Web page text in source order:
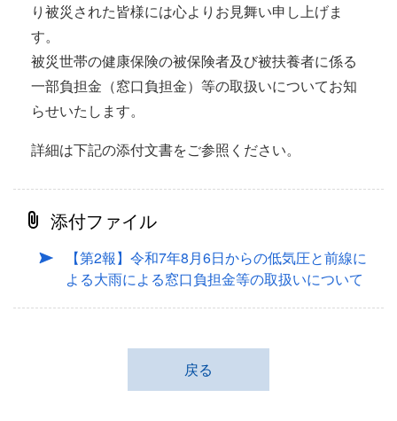
り被災された皆様には心よりお見舞い申し上げま
す。
被災世帯の健康保険の被保険者及び被扶養者に係る
一部負担金（窓口負担金）等の取扱いについてお知
らせいたします。
詳細は下記の添付文書をご参照ください。
添付ファイル
【第2報】令和7年8月6日からの低気圧と前線に
よる大雨による窓口負担金等の取扱いについて
戻る